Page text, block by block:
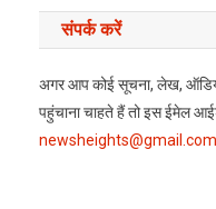
संपर्क करें
अगर आप कोई सूचना, लेख,
पहुंचाना चाहते हैं तो इस ईमेल
newsheights@gmail.com